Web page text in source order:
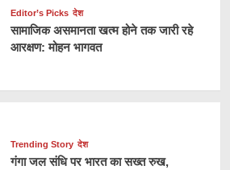
Editor’s Picks देश
सामाजिक असमानता खत्म होने तक जारी रहे
आरक्षण: मोहन भागवत
Trending Story देश
गंगा जल संधि पर भारत का सख्त रुख,